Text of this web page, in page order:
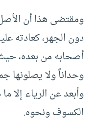
ومقتضى هذا أن الأصل
دون الجهر، كعادته
أصحابه من بعده، حيث
وحداناً ولا يصلونها
وأبعد عن الرياء إلا
الكسوف ونحوه.